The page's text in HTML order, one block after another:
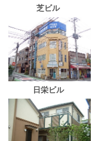
芝ビル
日栄ビル